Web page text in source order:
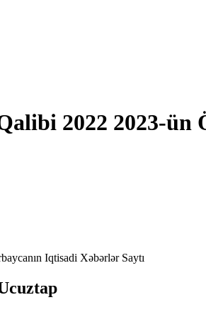
2022 2023-ün
Iqtisadi Xəbərlər Saytı